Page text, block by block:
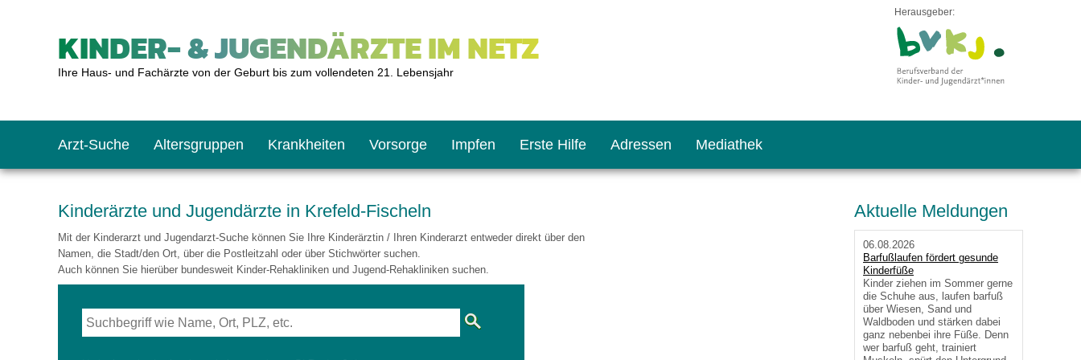
KINDER- & JUGENDÄRZTE IM NETZ
Ihre Haus- und Fachärzte von der Geburt bis zum vollendeten 21. Lebensjahr
Herausgeber:
Arzt-Suche Altersgruppen
Kleinkinder
Krankheiten Vorsorge
Kleinkind: U7 bis U9
Impfen
Impfen: Wann und wie oft?
Erste Hilfe
Giftnotruf
Adressen
Sozialpädiatrie
Mediathek
Körpergrößen-Rechner
Kinderärzte und Jugendärzte in Krefeld-Fischeln
Mit der Kinderarzt und Jugendarzt-Suche können Sie Ihre Kinderärztin / Ihren Kinderarzt entweder direkt über den
Namen, die Stadt/den Ort, über die Postleitzahl oder über Stichwörter suchen.
Auch können Sie hierüber bundesweit Kinder-Rehakliniken und Jugend-Rehakliniken suchen.
Aktuelle Meldungen
06.08.2026
Barfußlaufen fördert gesunde
Kinderfüße
Kinder ziehen im Sommer gerne
die Schuhe aus, laufen barfuß
über Wiesen, Sand und
Waldboden und stärken dabei
ganz nebenbei ihre Füße. Denn
wer barfuß geht, trainiert